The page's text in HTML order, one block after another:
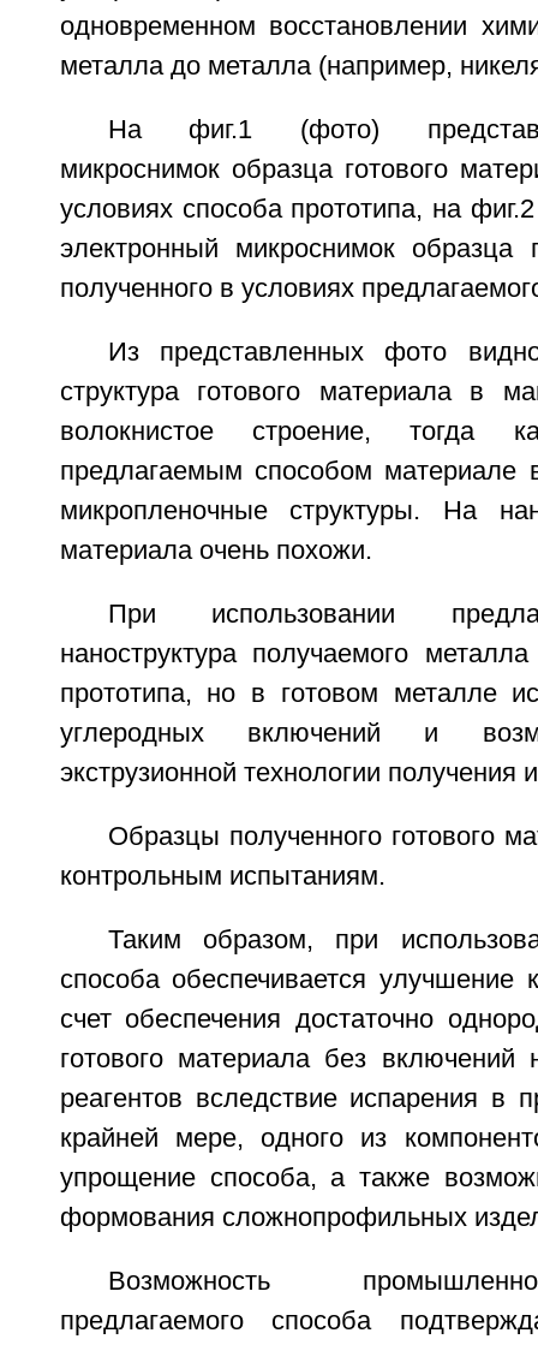
одновременном восстановлении
металла до металла (например,
На фиг.1 (фото)
микроснимок образца готового
условиях способа прототипа, на
электронный микроснимок образца
полученного в условиях
Из представленных фото
структура готового материала в
волокнистое строение, тогда
предлагаемым способом материале
микропленочные структуры. На
материала очень похожи.
При использовании
наноструктура получаемого
прототипа, но в готовом металле
углеродных включений и
экструзионной технологии получения
Образцы полученного готового
контрольным испытаниям.
Таким образом, при
способа обеспечивается улучшение
счет обеспечения достаточно
готового материала без включений
реагентов вследствие испарения в
крайней мере, одного из
упрощение способа, а также
формования сложнопрофильных
Возможность
предлагаемого способа